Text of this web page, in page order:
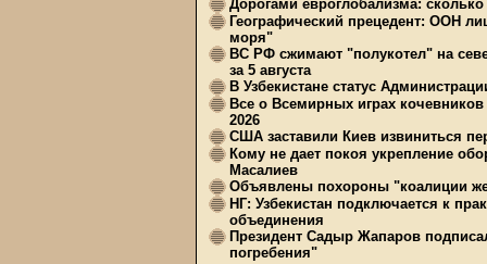
Дорогами евроглобализма:
Географический прецедент: ООН
моря"
ВС РФ сжимают "полукотел" на
за 5 августа
В Узбекистане статус
Все о Всемирных играх
2026
США заставили Киев извиниться
Кому не дает покоя укрепление
Масалиев
Объявлены похороны "коалиции
НГ: Узбекистан подключается к
объединения
Президент Садыр Жапаров
погребения"